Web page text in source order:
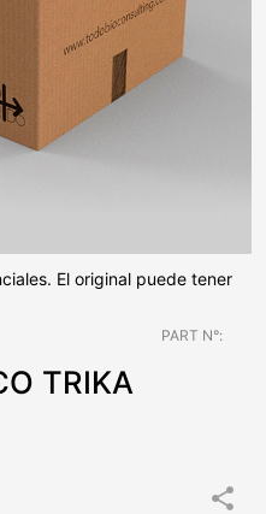
El original puede tener
PART N°:
TRIKA
share